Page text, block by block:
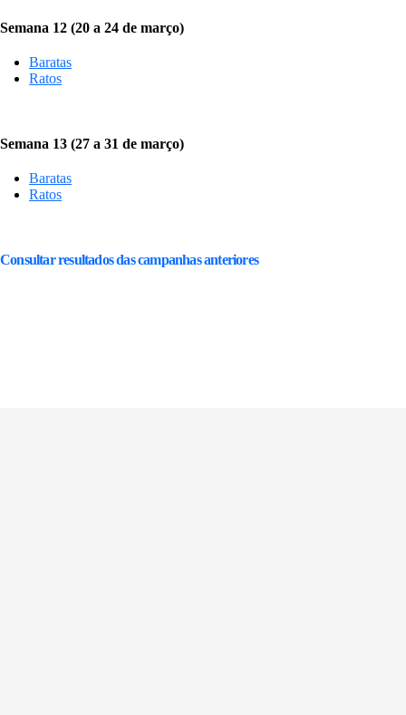
Semana 12 (20 a 24 de março)
Baratas
Ratos
Semana 13 (27 a 31 de março)
Baratas
Ratos
Consultar resultados das campanhas anteriores